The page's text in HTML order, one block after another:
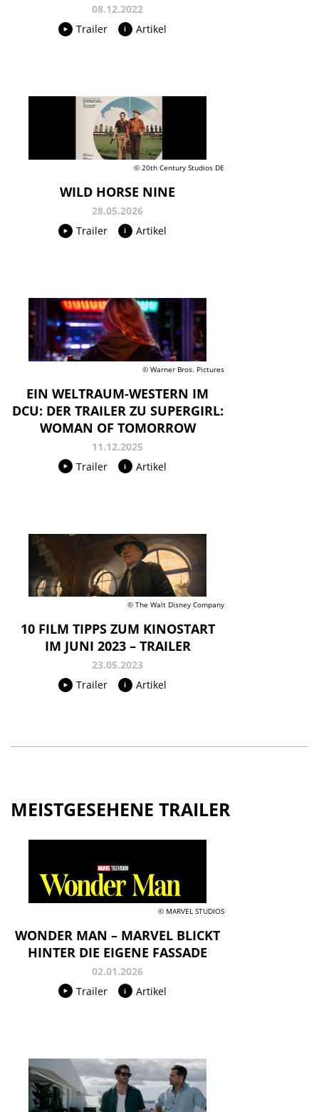
08.12.2022
Trailer
Artikel
© 20th Century Studios DE
WILD HORSE NINE
28.05.2026
Trailer
Artikel
© Warner Bros. Pictures
EIN WELTRAUM-WESTERN IM
DCU: DER TRAILER ZU SUPERGIRL:
WOMAN OF TOMORROW
11.12.2025
Trailer
Artikel
© The Walt Disney Company
10 FILM TIPPS ZUM KINOSTART
IM JUNI 2023 – TRAILER
23.05.2023
Trailer
Artikel
MEISTGESEHENE TRAILER
© MARVEL STUDIOS
WONDER MAN – MARVEL BLICKT
HINTER DIE EIGENE FASSADE
02.01.2026
Trailer
Artikel